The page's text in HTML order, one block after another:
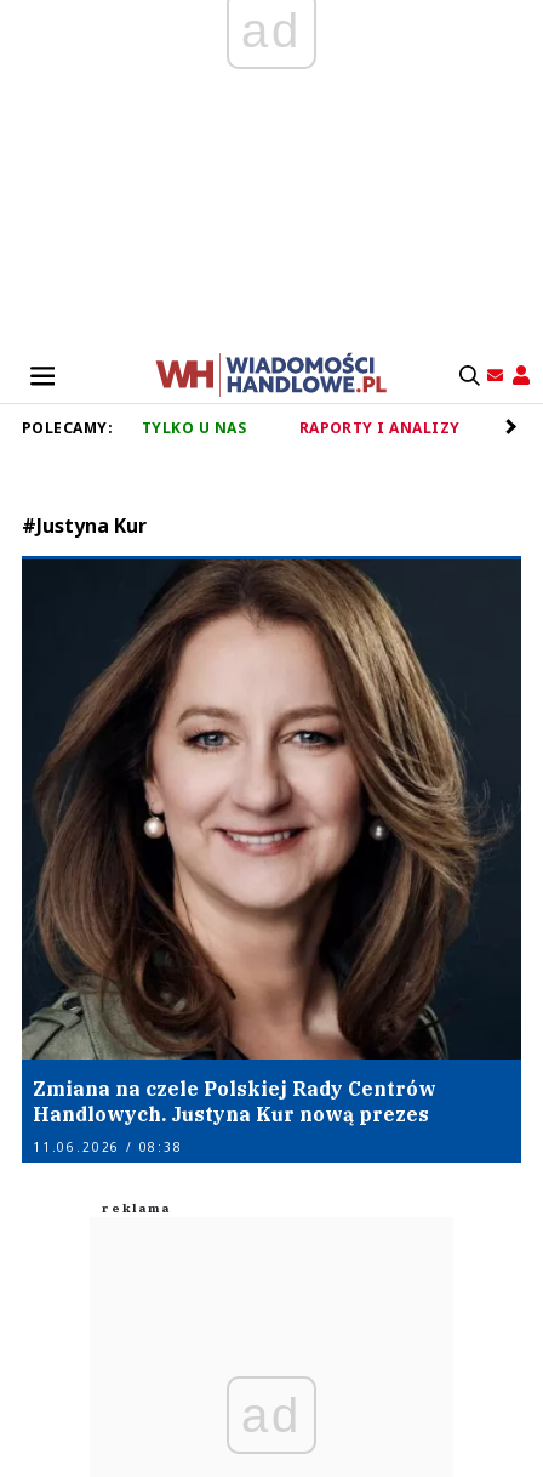
ad
POLECAMY: TYLKO U NAS RAPORTY I ANALIZY
#Justyna Kur
Zmiana na czele Polskiej Rady Centrów
Handlowych. Justyna Kur nową prezes
11.06.2026 / 08:38
ad